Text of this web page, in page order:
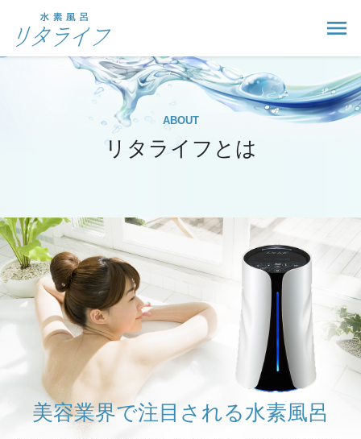
ABOUT
リタライフとは
美容業界で注目される水素風呂